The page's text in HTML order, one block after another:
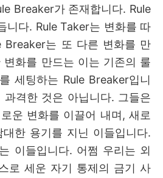
Breaker가 존재합니다. Rule
니다. Rule Taker는 변화를 따
Breaker는 또 다른 변화를 만
변화를 만드는 이는 기존의 룰
세팅하는 Rule Breaker입니
과격한 것은 아닙니다. 그들은
운 변화를 이끌어 내며, 새로
한 용기를 지닌 이들입니다.
이들입니다. 어쩜 우리는 외
로 세운 자기 통제의 금기 사